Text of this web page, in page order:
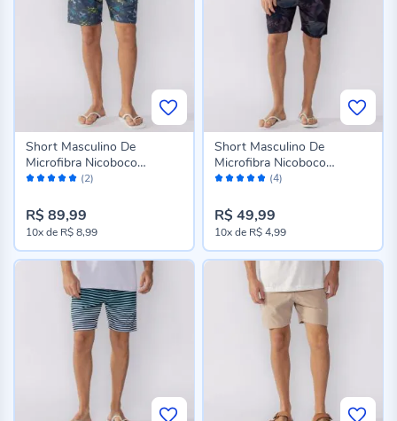
Avaliação: (2)
Short Masculino De
Microfibra Nicoboco
Estampado
R$ 89,99
10xde R$ 8,99
Avaliação: (4)
Short Masculino De
Microfibra Nicoboco
Estampado
R$ 49,99
10xde R$ 4,99